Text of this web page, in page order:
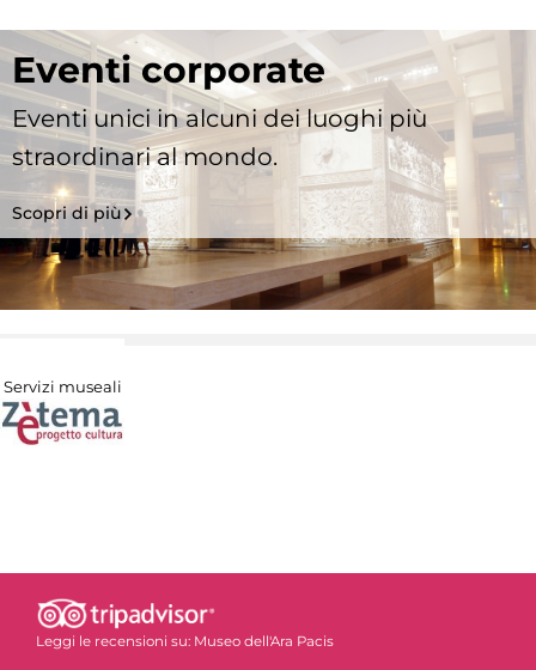
Eventi corporate
Eventi unici in alcuni dei luoghi più
straordinari al mondo.
Scopri di più
Servizi museali
Leggi le recensioni su: Museo dell'Ara Pacis